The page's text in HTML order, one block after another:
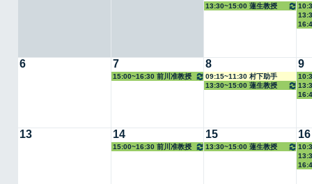
13:30~15:00 蓮生教授
授
6 7
15:00~16:30 前川准教授
8
09:15~11:30 村下助手
13:30~15:00 蓮生教授
9
授
13 14
15:00~16:30 前川准教授
15
13:30~15:00 蓮生教授
16
授